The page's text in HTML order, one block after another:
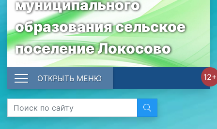
муниципального
образования сельское
поселение Локосово
12+
ОТКРЫТЬ МЕНЮ